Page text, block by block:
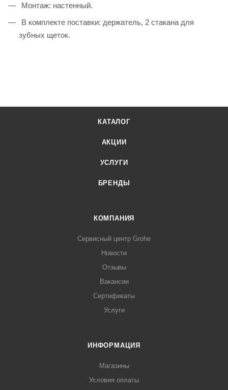
Монтаж: настенный.
В комплекте поставки: держатель, 2 стакана для
зубных щеток.
КАТАЛОГ
АКЦИИ
УСЛУГИ
БРЕНДЫ
КОМПАНИЯ
Сервисный центр Grohe
Новости
Отзывы
Вакансии
Сертификаты
Услуги
ИНФОРМАЦИЯ
Магазины
Условия оплаты